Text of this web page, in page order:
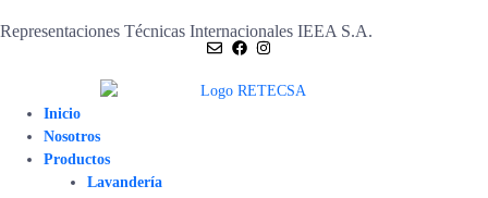
Representaciones Técnicas Internacionales IEEA S.A.
Inicio
Nosotros
Productos
Lavandería